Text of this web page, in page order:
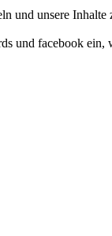
und unsere Inhalte
und facebook